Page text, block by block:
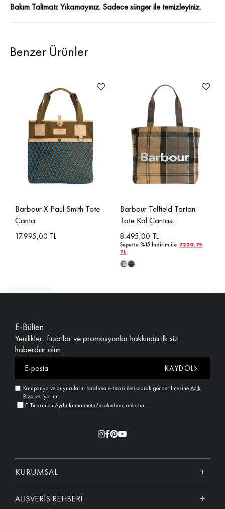
Bakım Talimatı: Yıkamayınız. Sadece sünger ile temizleyiniz.
Benzer Ürünler
Barbour X Paul Smith Tote
Çanta
17.995,00 TL
Barbour Telfield Tartan
Tote Kol Çantası
8.495,00 TL
Sepette %15 İndirim ile 7220,75
TL
E-Bülten
Yenilikler, fırsatlar ve promosyonlar hakkında ilk siz
haberdar olun.
KAYDOL
Kampanya ve duyuruların tarafıma e-ticari ileti olarak gönderilmesineAçık
Rıza veriyorum.
E-Ticari ileti Aydınlatma metni'ni okudum, anladım.
KURUMSAL
ALIŞVERİŞ REHBERİ